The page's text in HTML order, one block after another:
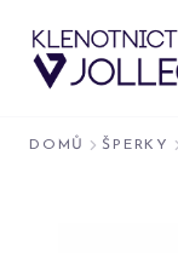
DOMŮ ŠPERKY